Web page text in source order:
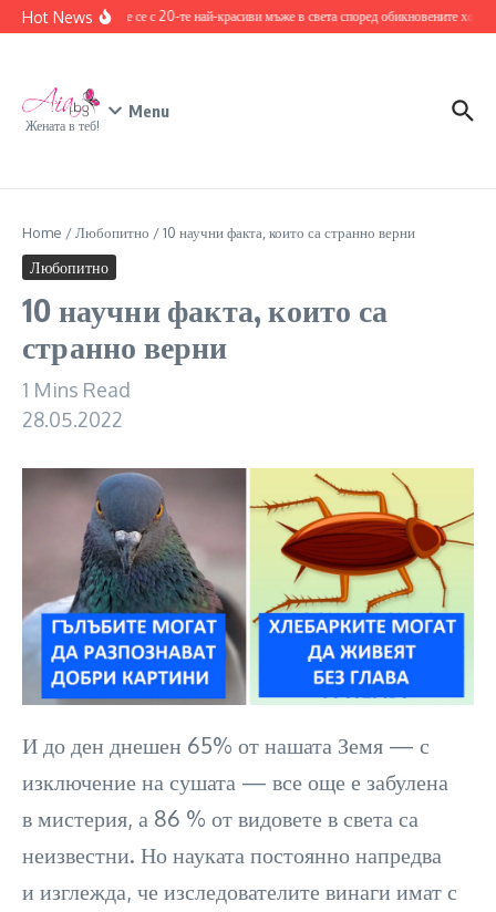
Skip to content
Hot News
Запознайте се с 20-те най-красиви мъже в света според обикновените хора
Жената в теб!
Menu
Home /Любопитно /10 научни факта, които са странно верни
Любопитно
10 научни факта, които са
странно верни
1 Mins Read
28.05.2022
И до ден днешен 65% от нашата Земя — с
изключение на сушата — все още е забулена
в мистерия, а 86 % от видовете в света са
неизвестни. Но науката постоянно напредва
и изглежда, че изследователите винаги имат с